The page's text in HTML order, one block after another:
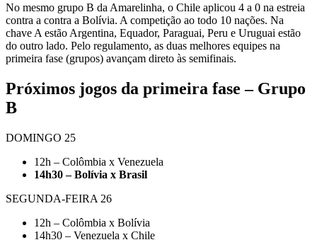
No mesmo grupo B da Amarelinha, o Chile aplicou 4 a 0 na estreia
contra a contra a Bolívia. A competição ao todo 10 nações. Na
chave A estão Argentina, Equador, Paraguai, Peru e Uruguai estão
do outro lado. Pelo regulamento, as duas melhores equipes na
primeira fase (grupos) avançam direto às semifinais.
Próximos jogos da primeira fase – Grupo
B
DOMINGO 25
12h – Colômbia x Venezuela
14h30 – Bolívia x Brasil
SEGUNDA-FEIRA 26
12h – Colômbia x Bolívia
14h30 – Venezuela x Chile